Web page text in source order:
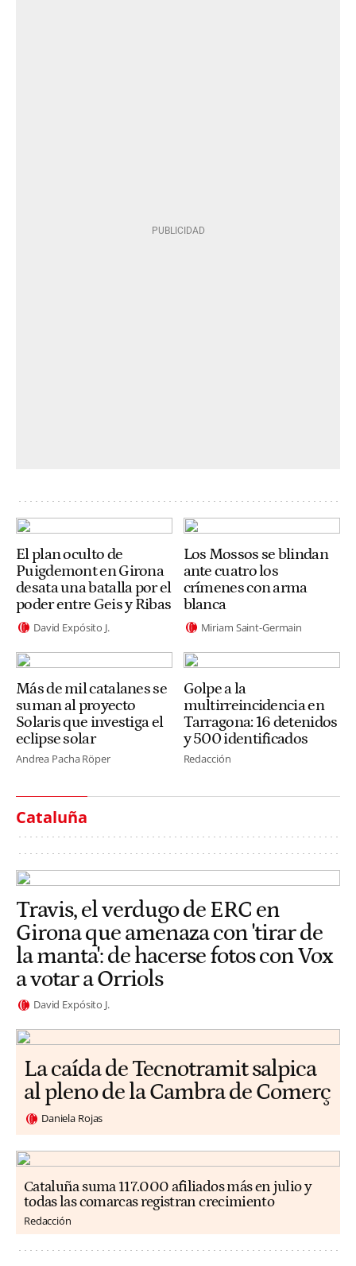
El plan oculto de
Puigdemont en Girona
desata una batalla por el
poder entre Geis y Ribas
David Expósito J.
Los Mossos se blindan
ante cuatro los
crímenes con arma
blanca
Miriam Saint-Germain
Más de mil catalanes se
suman al proyecto
Solaris que investiga el
eclipse solar
Andrea Pacha Röper
Golpe a la
multirreincidencia en
Tarragona: 16 detenidos
y 500 identificados
Redacción
Cataluña
Travis, el verdugo de ERC en
Girona que amenaza con 'tirar de
la manta': de hacerse fotos con Vox
a votar a Orriols
David Expósito J.
La caída de Tecnotramit salpica
al pleno de la Cambra de Comerç
Daniela Rojas
Cataluña suma 117.000 afiliados más en julio y
todas las comarcas registran crecimiento
Redacción